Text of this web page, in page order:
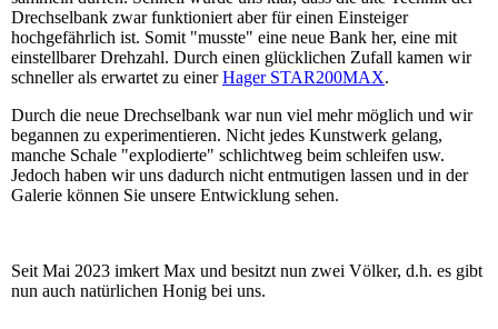
Drechselbank zwar funktioniert aber für einen Einsteiger
hochgefährlich ist. Somit "musste" eine neue Bank her, eine mit
einstellbarer Drehzahl. Durch einen glücklichen Zufall kamen wir
schneller als erwartet zu einerHager STAR200MAX.
Durch die neue Drechselbank war nun viel mehr möglich und wir
begannen zu experimentieren. Nicht jedes Kunstwerk gelang,
manche Schale "explodierte" schlichtweg beim schleifen usw.
Jedoch haben wir uns dadurch nicht entmutigen lassen und in der
Galerie können Sie unsere Entwicklung sehen.
Seit Mai 2023 imkert Max und besitzt nun zwei Völker, d.h. es gibt
nun auch natürlichen Honig bei uns.